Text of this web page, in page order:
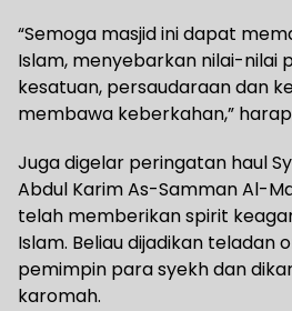
“Semoga masjid ini dapat
Islam, menyebarkan nilai-nilai
kesatuan, persaudaraan dan
membawa keberkahan,”
Juga digelar peringatan haul
Abdul Karim As-Samman Al-
telah memberikan spirit
Islam. Beliau dijadikan
pemimpin para syekh dan
karomah.